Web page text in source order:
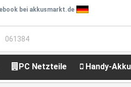
bei akkusmarkt.de
PC Netzteile Handy-Akku